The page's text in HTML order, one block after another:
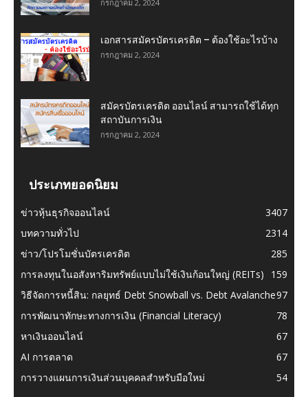
กรกฎาคม 2, 2024
เอกสารสมัครบัตรเครดิต – ต้องใช้อะไรบ้าง
กรกฎาคม 2, 2024
สมัครบัตรเครดิต ออนไลน์ สามารถใช้ได้ทุก
สถาบันการเงิน
กรกฎาคม 2, 2024
ประเภทยอดนิยม
ข่าวหุ้นธุรกิจออนไลน์
3407
บทความทั่วไป
2314
ข่าว/โปรโมชั่นบัตรเครดิต
285
การลงทุนในอสังหาริมทรัพย์แบบไม่ใช้เงินก้อนใหญ่ (REITs)
159
วิธีจัดการหนี้สิน: กลยุทธ์ Debt Snowball vs. Debt Avalanche97
การพัฒนาทักษะทางการเงิน (Financial Literacy)
78
หาเงินออนไลน์
67
AI การตลาด
67
การวางแผนการเงินส่วนบุคคลสำหรับมือใหม่
54